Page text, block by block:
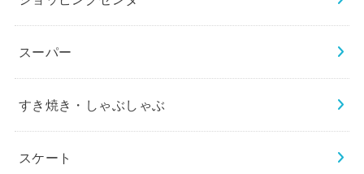
スーパー
すき焼き・しゃぶしゃぶ
スケート